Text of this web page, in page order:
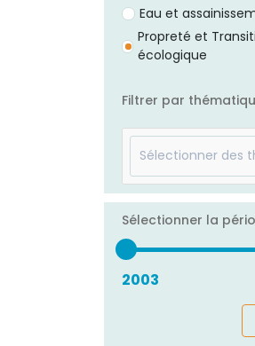
Eau et
Propreté et
écologique
Filtrer par
Sélectionner la
2003